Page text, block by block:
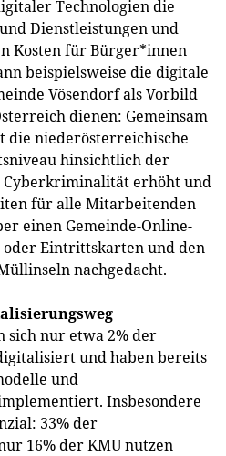
Technologien die
Dienstleistungen und
Kosten für Bürger*innen
beispielsweise die digitale
Vösendorf als Vorbild
dienen: Gemeinsam
niederösterreichische
hinsichtlich der
Cyberkriminalität erhöht und
für alle Mitarbeitenden
einen Gemeinde-Online-
Eintrittskarten und den
nachgedacht.
sich nur etwa 2% der
und haben bereits
und
Insbesondere
33% der
16% der KMU nutzen